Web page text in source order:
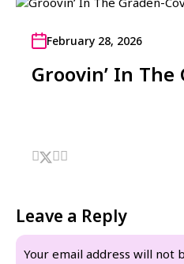
February 28, 2026
Groovin’ In The
Leave a Reply
Your email address will not